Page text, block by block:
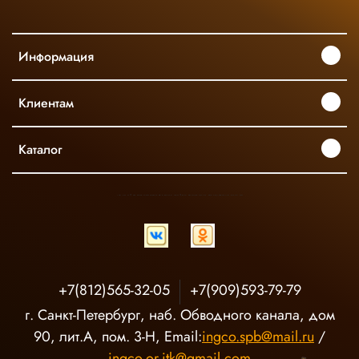
Информация
Клиентам
Каталог
+7(812)565-32-05
+7(909)593-79-79
г. Санкт-Петербург, наб. Обводного канала, дом
90, лит.А, пом. 3-Н, Email:ingco.spb@mail.ru /